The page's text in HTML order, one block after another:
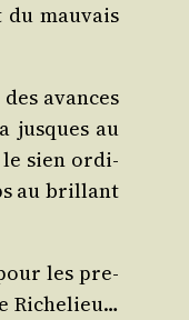
du mau­vais
avances
jusques au
le sien ordi­
au brillant
les pre­
Riche­lieu…